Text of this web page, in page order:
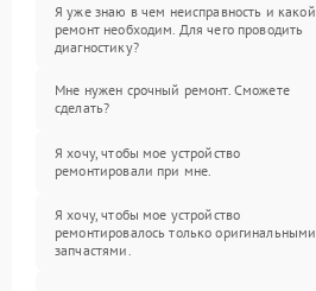
Я уже знаю в чем неисправность и какой
ремонт необходим. Для чего проводить
диагностику?
Мне нужен срочный ремонт. Сможете
сделать?
Я хочу, чтобы мое устройство
ремонтировали при мне.
Я хочу, чтобы мое устройство
ремонтировалось только оригинальными
запчастями.